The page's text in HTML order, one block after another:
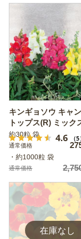
キンギョソウ キャ
トップス(R) ミック
4.6 （5
約30粒 袋
通常価格
・約1000粒 袋
通常価格